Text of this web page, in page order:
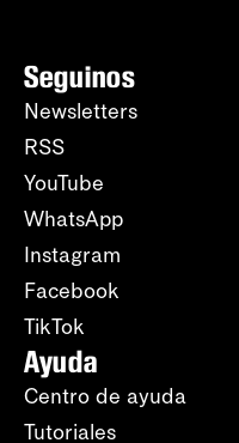
Seguinos
Newsletters
RSS
YouTube
WhatsApp
Instagram
Facebook
TikTok
Ayuda
Centro de ayuda
Tutoriales